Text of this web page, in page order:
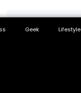
Geek Lifestyle